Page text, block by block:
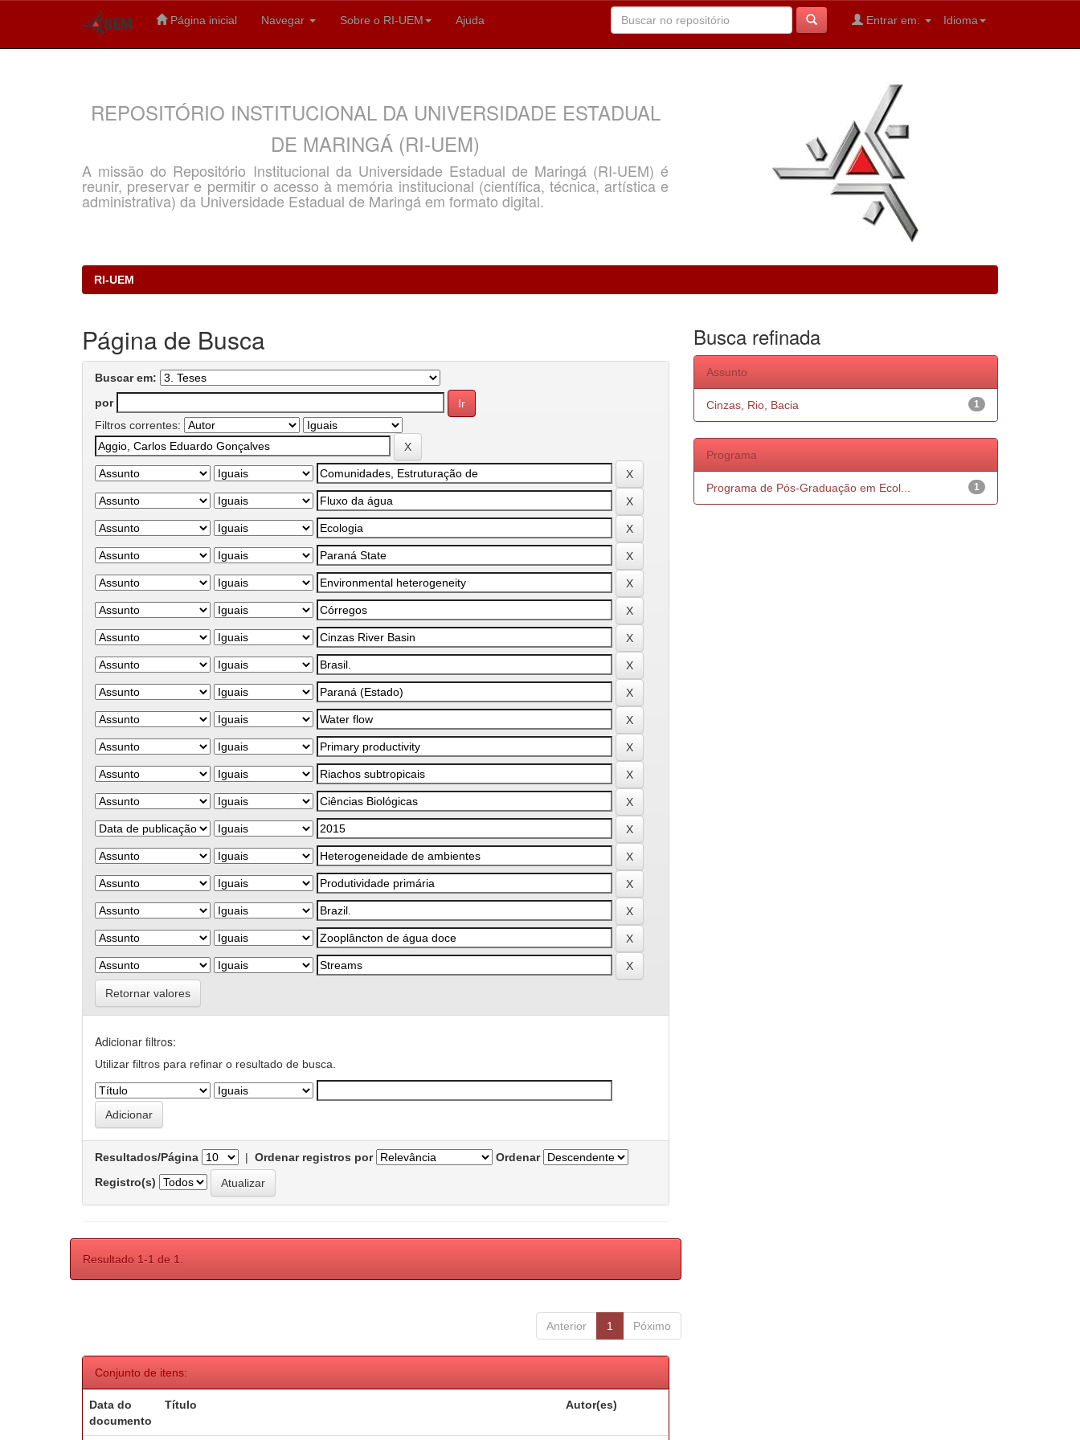
Página inicial Navegar Sobre o RI-UEM Ajuda Idioma
Entrar em:
REPOSITÓRIO INSTITUCIONAL DA UNIVERSIDADE ESTADUAL
DE MARINGÁ (RI-UEM)
A missão do Repositório Institucional da Universidade Estadual de Maringá (RI-UEM) é
reunir, preservar e permitir o acesso à memória institucional (científica, técnica, artística e
administrativa) da Universidade Estadual de Maringá em formato digital.
RI-UEM
Página de Busca
Buscar em:
por
Filtros correntes:
Retornar valores
Adicionar filtros:
Utilizar filtros para refinar o resultado de busca.
Resultados/Página | Ordenar registros por
Ordenar
Registro(s)
Resultado 1-1 de 1.
Anterior 1 Póximo
Conjunto de itens:
Data do
documento
Título Autor(es)
Busca refinada
Assunto
1
Cinzas, Rio, Bacia
Programa
1
Programa de Pós-Graduação em Ecol...